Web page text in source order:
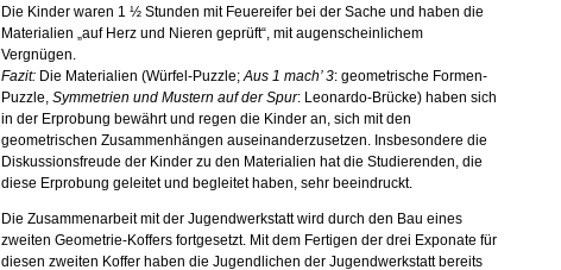
Die Kinder waren 1 ½ Stunden mit Feuereifer bei der Sache und haben die
Materialien „auf Herz und Nieren geprüft“, mit augenscheinlichem
Vergnügen.
Fazit:Die Materialien (Würfel-Puzzle;Aus 1 mach’ 3: geometrische Formen-
Puzzle, Symmetrien und Mustern auf der Spur: Leonardo-Brücke) haben sich
in der Erprobung bewährt und regen die Kinder an, sich mit den
geometrischen Zusammenhängen auseinanderzusetzen. Insbesondere die
Diskussionsfreude der Kinder zu den Materialien hat die Studierenden, die
diese Erprobung geleitet und begleitet haben, sehr beeindruckt.
Die Zusammenarbeit mit der Jugendwerkstatt wird durch den Bau eines
zweiten Geometrie-Koffers fortgesetzt. Mit dem Fertigen der drei Exponate für
diesen zweiten Koffer haben die Jugendlichen der Jugendwerkstatt bereits